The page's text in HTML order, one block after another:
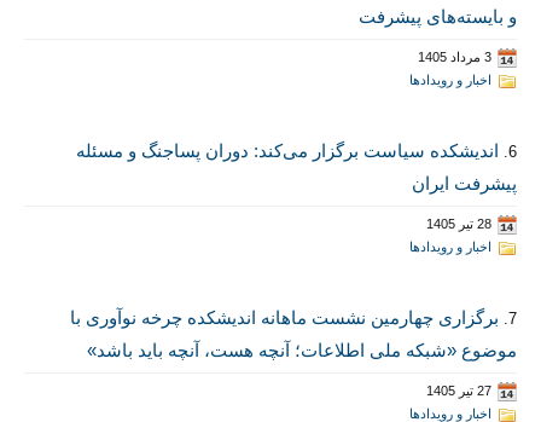
و بایسته‌های پیشرفت
3 مرداد 1405
اخبار و رویدادها
6.
اندیشکده سیاست برگزار می‌کند: دوران پساجنگ و مسئله
پیشرفت ایران
28 تیر 1405
اخبار و رویدادها
7.
برگزاری چهارمین نشست ماهانه اندیشکده چرخه نوآوری با
موضوع «شبکه ملی اطلاعات؛ آنچه هست، آنچه باید باشد»
27 تیر 1405
اخبار و رویدادها